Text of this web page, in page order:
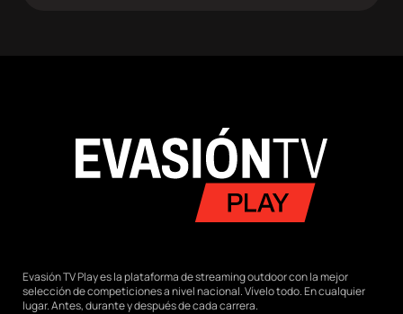
Evasión TV Play es la plataforma de streaming outdoor con la mejor
selección de competiciones a nivel nacional. Vívelo todo. En cualquier
lugar. Antes, durante y después de cada carrera.
Youtube